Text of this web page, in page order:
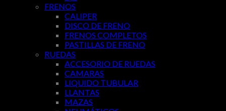
FRENOS
CALIPER
DISCO DE FRENO
FRENOS COMPLETOS
PASTILLAS DE FRENO
RUEDAS
ACCESORIO DE RUEDAS
CAMARAS
LIQUIDO TUBULAR
LLANTAS
MAZAS